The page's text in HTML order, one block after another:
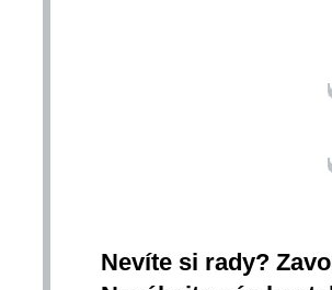
Nevíte si rady?